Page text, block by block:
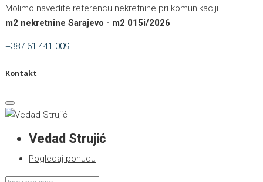
Molimo navedite referencu nekretnine pri komunikaciji
m2 nekretnine Sarajevo - m2 015i/2026
+387 61 441 009
Kontakt
Vedad Strujić
Pogledaj ponudu